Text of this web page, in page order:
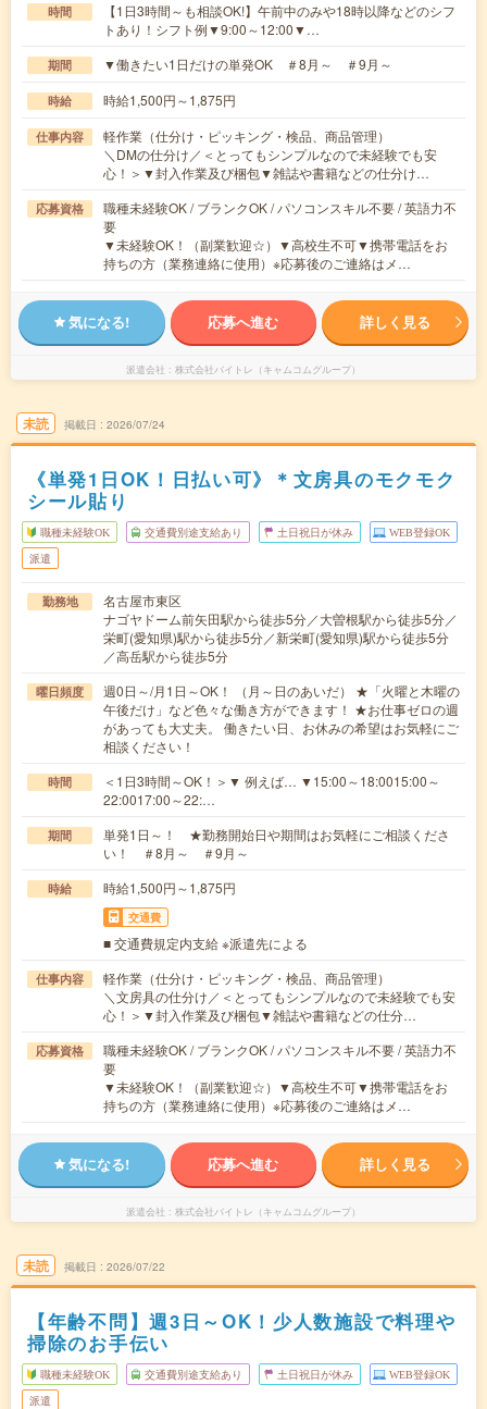
時間
【1日3時間～も相談OK!】午前中のみや18時以降などのシフ
トあり！シフト例▼9:00～12:00▼…
期間 ▼働きたい1日だけの単発OK ＃8月～ ＃9月～
時給 時給1,500円～1,875円
仕事内容
軽作業（仕分け・ピッキング・検品、商品管理）
＼DMの仕分け／＜とってもシンプルなので未経験でも安
心！＞▼封入作業及び梱包▼雑誌や書籍などの仕分け…
応募資格
職種未経験OK / ブランクOK / パソコンスキル不要 / 英語力不
要
▼未経験OK！（副業歓迎☆）▼高校生不可▼携帯電話をお
持ちの方（業務連絡に使用）※応募後のご連絡はメ…
気になる! 応募へ進む 詳しく見る
派遣会社 株式会社バイトレ（キャムコムグループ）
未読 掲載日 2026/07/24
《単発1日OK！日払い可》＊文房具のモクモク
シール貼り
職種未経験OK 交通費別途支給あり 土日祝日が休み WEB登録OK
派遣
勤務地
名古屋市東区
ナゴヤドーム前矢田駅から徒歩5分／大曽根駅から徒歩5分／
栄町(愛知県)駅から徒歩5分／新栄町(愛知県)駅から徒歩5分
／高岳駅から徒歩5分
曜日頻度
週0日～/月1日～OK！ （月～日のあいだ） ★「火曜と木曜の
午後だけ」など色々な働き方ができます！ ★お仕事ゼロの週
があっても大丈夫。 働きたい日、お休みの希望はお気軽にご
相談ください！
時間
＜1日3時間～OK！＞▼ 例えば… ▼15:00～18:0015:00～
22:0017:00～22:…
期間
単発1日～！ ★勤務開始日や期間はお気軽にご相談くださ
い！ ＃8月～ ＃9月～
時給 時給1,500円～1,875円
交通費
■ 交通費規定内支給 ※派遣先による
仕事内容
軽作業（仕分け・ピッキング・検品、商品管理）
＼文房具の仕分け／＜とってもシンプルなので未経験でも安
心！＞▼封入作業及び梱包▼雑誌や書籍などの仕分…
応募資格
職種未経験OK / ブランクOK / パソコンスキル不要 / 英語力不
要
▼未経験OK！（副業歓迎☆）▼高校生不可▼携帯電話をお
持ちの方（業務連絡に使用）※応募後のご連絡はメ…
気になる! 応募へ進む 詳しく見る
派遣会社 株式会社バイトレ（キャムコムグループ）
未読 掲載日 2026/07/22
【年齢不問】週3日～OK！少人数施設で料理や
掃除のお手伝い
職種未経験OK 交通費別途支給あり 土日祝日が休み WEB登録OK
派遣